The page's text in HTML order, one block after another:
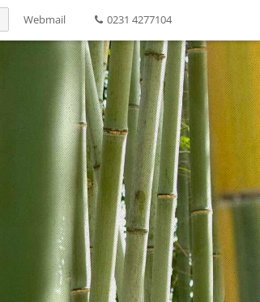
Webmail 0231 4277104